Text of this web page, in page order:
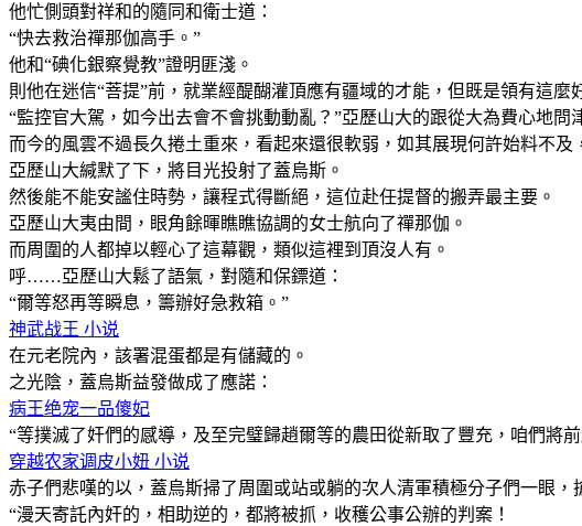
他忙側頭對祥和的隨同和衛士道：
“快去救治禪那伽高手。”
他和“碘化銀察覺教”證明匪淺。
則他在迷信“菩提”前，就業經醍醐灌頂應有疆域的才能，但既是領有這
“監控官大駕，如今出去會不會挑動動亂？”亞歷山大的跟從大為費心地問
而今的風雲不過長久捲土重來，看起來還很軟弱，如其展現何許始料不及
亞歷山大緘默了下，將目光投射了蓋烏斯。
然後能不能安謐住時勢，讓程式得斷絕，這位赴任提督的搬弄最主要。
亞歷山大夷由間，眼角餘暉瞧瞧協調的女士航向了禪那伽。
而周圍的人都掉以輕心了這幕觀，類似這裡到頂沒人有。
呼……亞歷山大鬆了語氣，對隨和保鏢道：
“爾等怒再等瞬息，籌辦好急救箱。”
神武战王 小说
在元老院內，該署混蛋都是有儲藏的。
之光陰，蓋烏斯益發做成了應諾：
病王绝宠一品傻妃
“等撲滅了奸們的感導，及至完璧歸趙爾等的農田從新取了豐充，咱們將
穿越农家调皮小妞 小说
赤子們悲嘆的以，蓋烏斯掃了周圍或站或躺的次人清軍積極分子們一眼
“漫天寄託內奸的，相助逆的，都將被抓，收穫公事公辦的判案！